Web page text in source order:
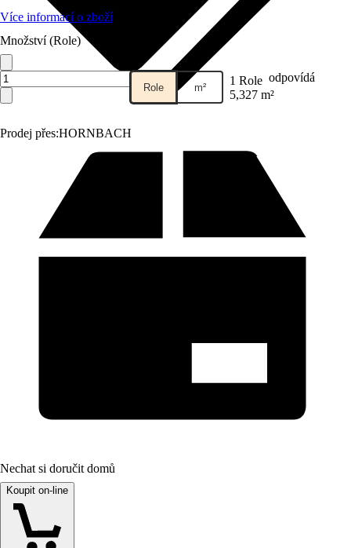
Prodej přes:HORNBACH
Více informací o zboží
Množství (Role)
Role m² 1 Role odpovídá
5,327 m²
Nechat si doručit domů
Koupit on-line